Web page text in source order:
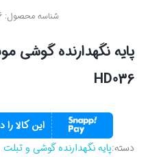
شناسه محصول:
HD036
این کالا را در ۴
دسته:پایه نگهدارنده گوشی و تبلت